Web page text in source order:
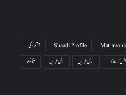
Shaadi Profile
آتشزدگی
کر ہلاک دنیا کی خبریں عالمی خبریں
میکسیکو